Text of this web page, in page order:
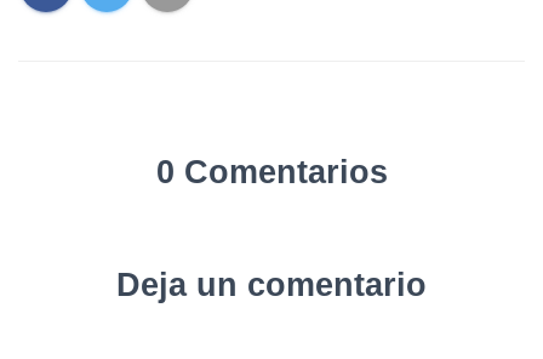
0 Comentarios
Deja un comentario